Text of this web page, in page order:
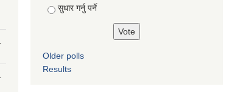
सुधार गर्नु पर्ने
Older polls
Results